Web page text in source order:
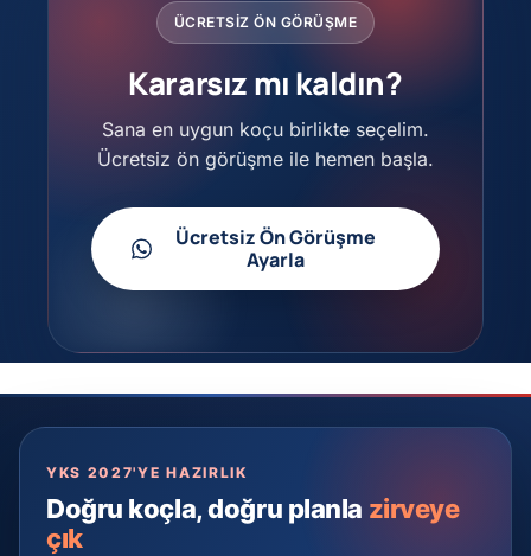
ÜCRETSIZ ÖN GÖRÜŞME
Kararsız mı kaldın?
Sana en uygun koçu birlikte seçelim.
Ücretsiz ön görüşme ile hemen başla.
Ücretsiz Ön Görüşme
Ayarla
YKS 2027'YE HAZIRLIK
Doğru koçla, doğru planla zirveye
çık